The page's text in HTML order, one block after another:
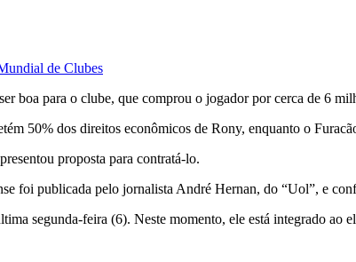
de Clubes
boa para o clube, que comprou o jogador por cerca de 6
50% dos direitos econômicos de Rony, enquanto o
proposta para contratá-lo.
foi publicada pelo jornalista André Hernan, do “Uol”, e
segunda-feira (6). Neste momento, ele está integrado ao